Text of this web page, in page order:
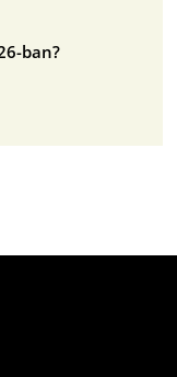
ban?